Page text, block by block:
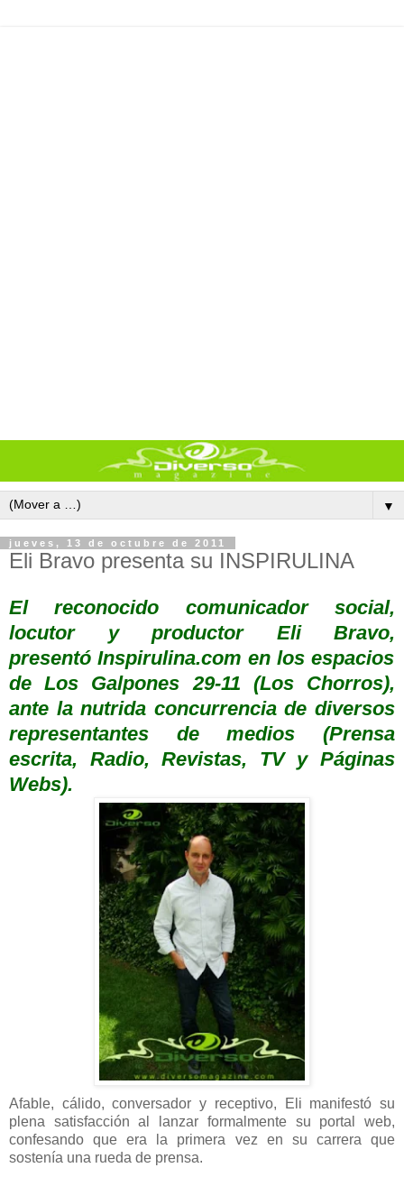
▼
jueves, 13 de octubre de 2011
Eli Bravo presenta su INSPIRULINA
El reconocido comunicador social,
locutor y productor Eli Bravo,
presentó Inspirulina.com en los espacios
de Los Galpones 29-11 (Los Chorros),
ante la nutrida concurrencia de diversos
representantes de medios (Prensa
escrita, Radio, Revistas, TV y Páginas
Webs).
Afable, cálido, conversador y receptivo, Eli manifestó su
plena satisfacción al lanzar formalmente su portal web,
confesando que era la primera vez en su carrera que
sostenía una rueda de prensa.